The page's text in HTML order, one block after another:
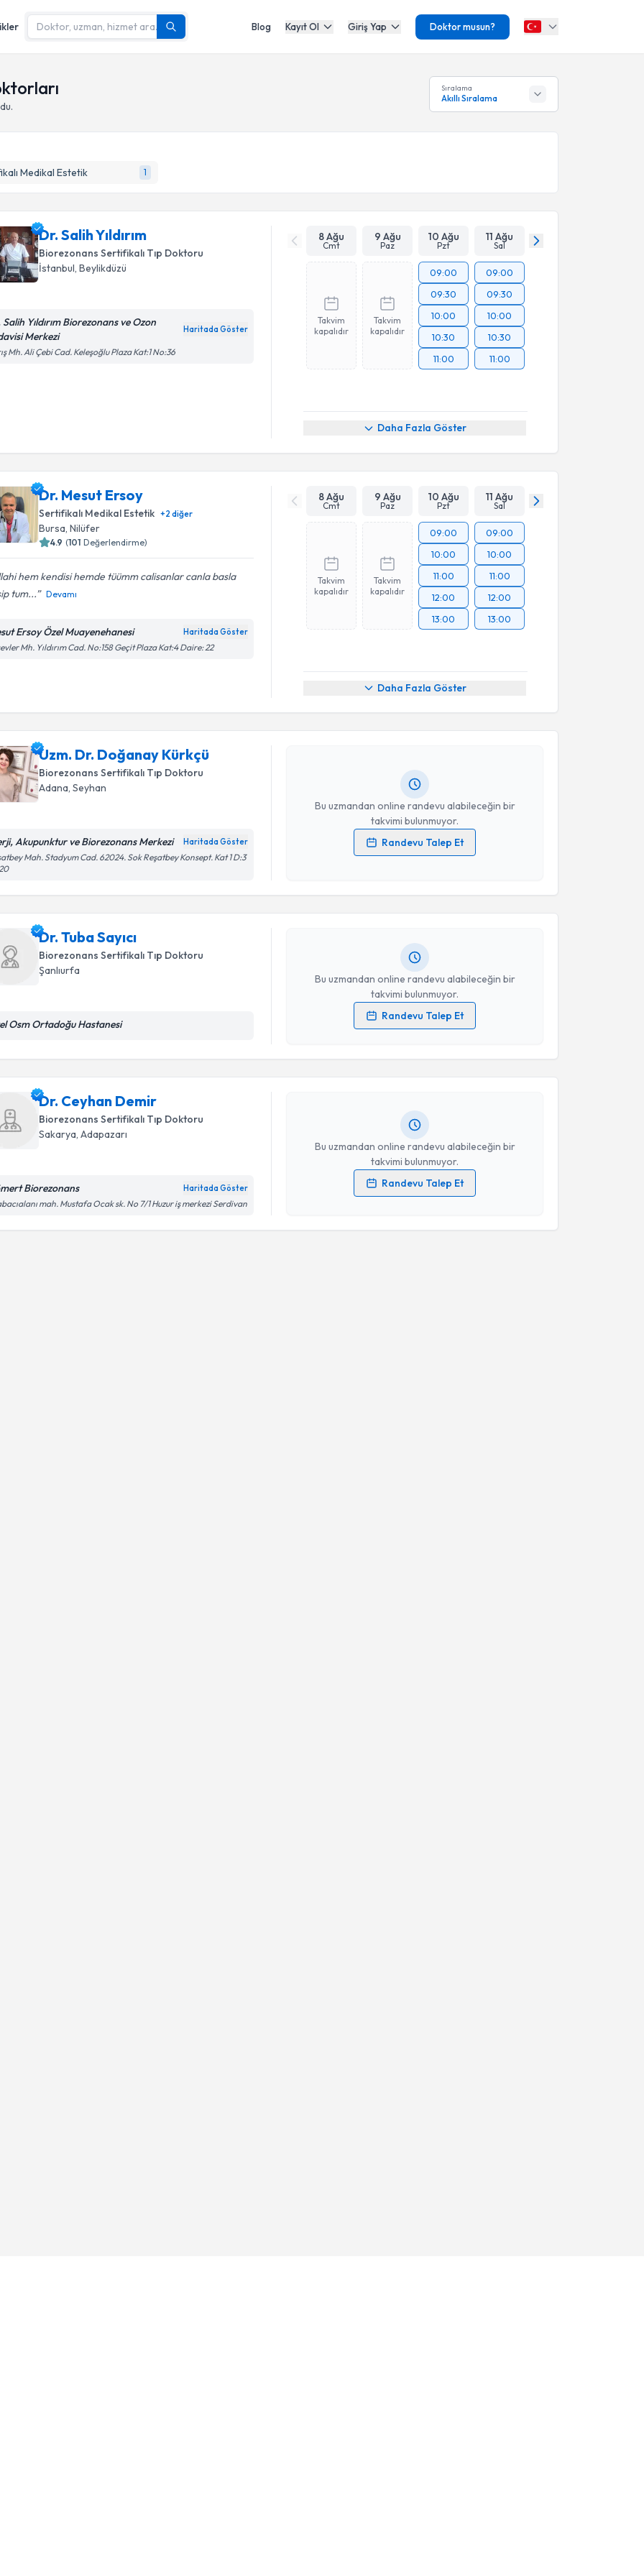
Blog Kayıt Ol Giriş Yap Doktor musun?
Sıralama
Akıllı Sıralama
Medikal Estetik 1
Dr. Salih Yıldırım
Biorezonans Sertifikalı Tıp Doktoru
İstanbul,Beylikdüzü
Salih Yıldırım Biorezonans ve Ozon
Merkezi
Haritada Göster
Mh. Ali Çebi Cad. Keleşoğlu Plaza Kat:1 No:36
8 Ağu
Cmt
9 Ağu
Paz
10 Ağu
Pzt
11 Ağu
Sal
Takvim
kapalıdır
Takvim
kapalıdır
09:00
09:30
10:00
10:30
11:00
09:00
09:30
10:00
10:30
11:00
Daha Fazla Göster
Dr. Mesut Ersoy
Sertifikalı Medikal Estetik +2 diğer
Bursa ,Nilüfer
4.9 (101 Değerlendirme)
hem kendisi hemde tüümm calisanlar canla basla
tum...
Devamı
Ersoy Özel Muayenehanesi Haritada Göster
Mh. Yıldırım Cad. No:158 Geçit Plaza Kat:4 Daire: 22
8 Ağu
Cmt
9 Ağu
Paz
10 Ağu
Pzt
11 Ağu
Sal
Takvim
kapalıdır
Takvim
kapalıdır
09:00
10:00
11:00
12:00
13:00
09:00
10:00
11:00
12:00
13:00
Daha Fazla Göster
Uzm. Dr. Doğanay Kürkçü
Biorezonans Sertifikalı Tıp Doktoru
Adana,Seyhan
Akupunktur ve Biorezonans Merkezi Haritada Göster
Mah. Stadyum Cad. 62024. Sok Reşatbey Konsept. Kat 1 D:3
Bu uzmandan online randevu alabileceğin bir
takvimi bulunmuyor.
Randevu Talep Et
Randevu Takvimi Talebi
Uzm. Dr. Doğanay Kürkçüiçin randevu takvimi talebi
oluşturun. Size bu uzmandan randevu almanız için bir takvim
Kişisel verilerimin işlenmesine ilişkinAydınlatma Metni
Dr. Tuba Sayıcı
Biorezonans Sertifikalı Tıp Doktoru
Şanlıurfa
Osm Ortadoğu Hastanesi
Bu uzmandan online randevu alabileceğin bir
takvimi bulunmuyor.
Randevu Talep Et
Randevu Takvimi Talebi
uzmandan randevu almanız için bir takvim hazırlandığında e-
posta ile bilgilendireceğiz.
Kişisel verilerimin işlenmesine ilişkinAydınlatma Metni
işlenmesini kabul ediyorum.
Dr. Ceyhan Demir
Biorezonans Sertifikalı Tıp Doktoru
Sakarya,Adapazarı
Biorezonans Haritada Göster
mah. Mustafa Ocak sk. No 7/1 Huzur iş merkezi Serdivan
Bu uzmandan online randevu alabileceğin bir
takvimi bulunmuyor.
Randevu Talep Et
Randevu Takvimi Talebi
Kişisel verilerimin işlenmesine ilişkinAydınlatma Metni
işlenmesini kabul ediyorum.